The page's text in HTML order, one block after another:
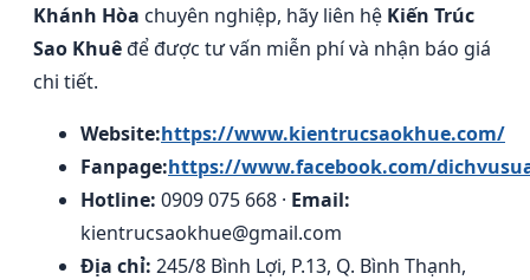
Khánh Hòa chuyên nghiệp, hãy liên hệ Kiến Trúc
Sao Khuêđể được tư vấn miễn phí và nhận báo giá
chi tiết.
Website:https://www.kientrucsaokhue.com/
Fanpage:https://www.facebook.com/
Hotline: 0909 075 668 · Email:
kientrucsaokhue@gmail.com
Địa chỉ: 245/8 Bình Lợi, P.13, Q. Bình Thạnh,